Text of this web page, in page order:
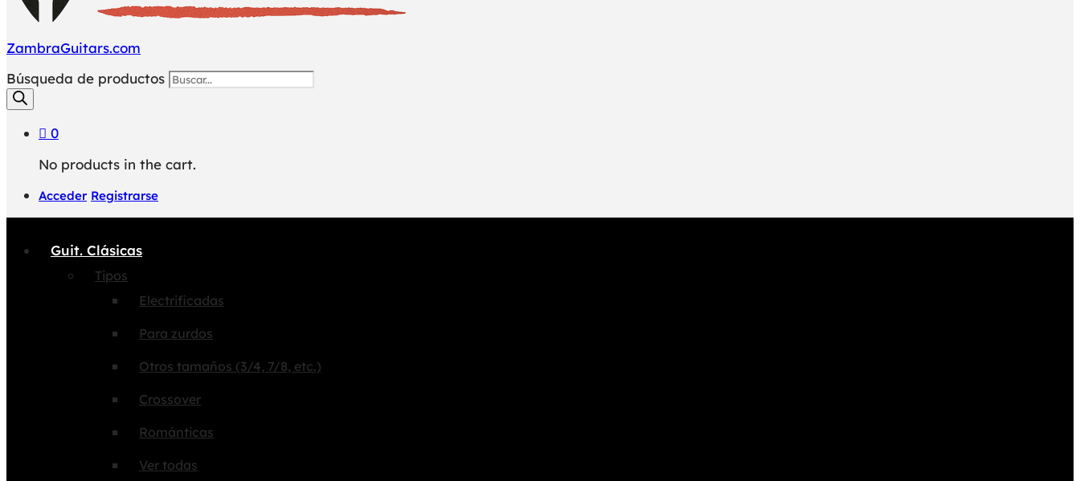
ZambraGuitars.com
Búsqueda de productos
0
No products in the cart.
Acceder Registrarse
Guit. Clásicas
Tipos
Electrificadas
Para zurdos
Otros tamaños (3/4, 7/8, etc.)
Crossover
Románticas
Ver todas